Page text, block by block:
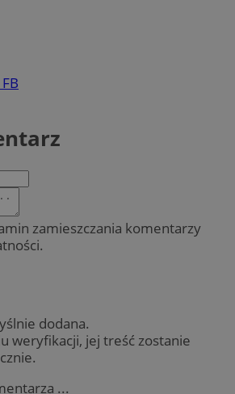
zamieszczania komentarzy
dodana.
weryfikacji, jej treść zostanie
...